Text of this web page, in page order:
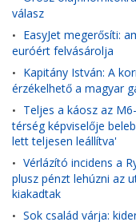
válasz
• EasyJet megerősíti:
euróért felvásárolja
• Kapitány István: A
érzékelhető a magyar
• Teljes a káosz az
térség képviselője
lett teljesen leállítva'
• Vérlázító incidens a
plusz pénzt lehúzni az
kiakadtak
• Sok család várja: